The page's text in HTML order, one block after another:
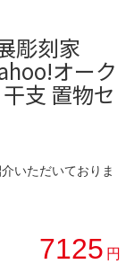
彫刻家
オーク
支 置物セ
いただいておりま
7125 円